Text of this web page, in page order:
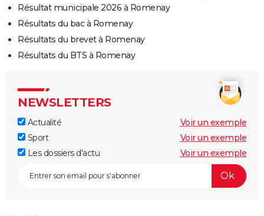
Résultat municipale 2026 à Romenay
Résultats du bac à Romenay
Résultats du brevet à Romenay
Résultats du BTS à Romenay
NEWSLETTERS
Actualité
Voir un exemple
Sport
Voir un exemple
Les dossiers d'actu
Voir un exemple